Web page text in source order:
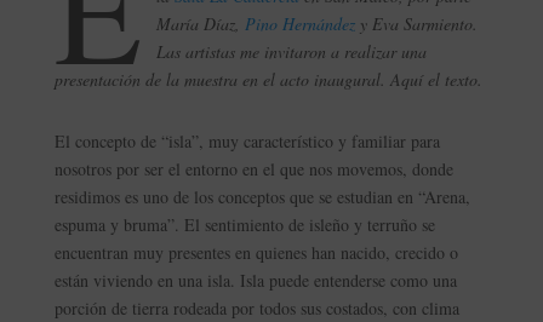
María Díaz, Pino Hernándezy Eva Sarmiento.
Las artistas me invitaron a realizar una
presentación de la muestra en el acto inaugural. Aquí el texto.
El concepto de “isla”, muy característico y familiar para
nosotros por ser el entorno en el que nos movemos, donde
residimos es uno de los conceptos que se estudian en “Arena,
espuma y bruma”. El sentimiento de isleño y terruño se
encuentran muy presentes en quienes han nacido, crecido o
están viviendo en una isla. Isla puede entenderse como una
porción de tierra rodeada por todos sus costados, con clima